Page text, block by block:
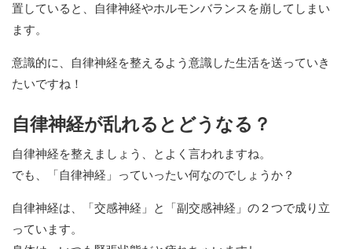
置していると、自律神経やホルモンバランスを崩してしまい
ます。
意識的に、自律神経を整えるよう意識した生活を送っていき
たいですね！
自律神経が乱れるとどうなる？
自律神経を整えましょう、とよく言われますね。
でも、「自律神経」っていったい何なのでしょうか？
自律神経は、「交感神経」と「副交感神経」の２つで成り立
っています。